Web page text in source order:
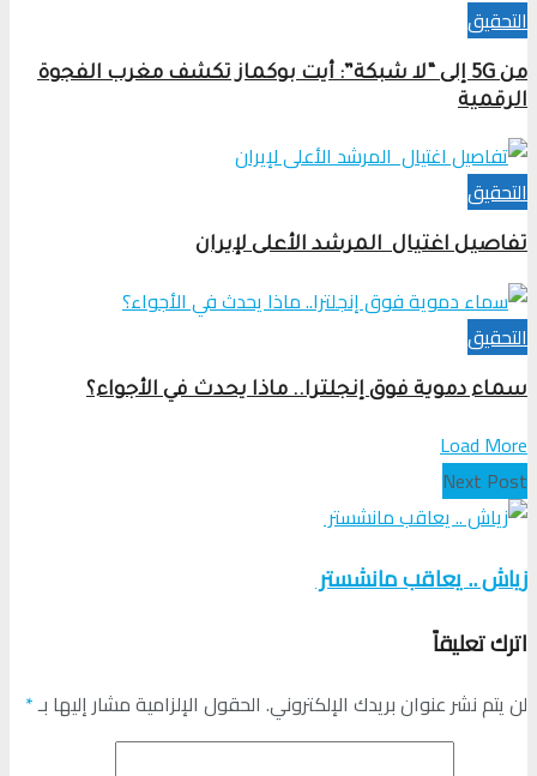
التحقیق
من 5G إلى “لا شبكة”: أيت بوكماز تكشف مغرب الفجوة
الرقمية
التحقیق
تفاصيل اغتيال المرشد الأعلى لإيران
التحقیق
سماء دموية فوق إنجلترا.. ماذا يحدث في الأجواء؟
Load More
Next Post
زياش .. يعاقب مانشستر
اترك تعليقاً
لن يتم نشر عنوان بريدك الإلكتروني. الحقول الإلزامية مشار إليها بـ*